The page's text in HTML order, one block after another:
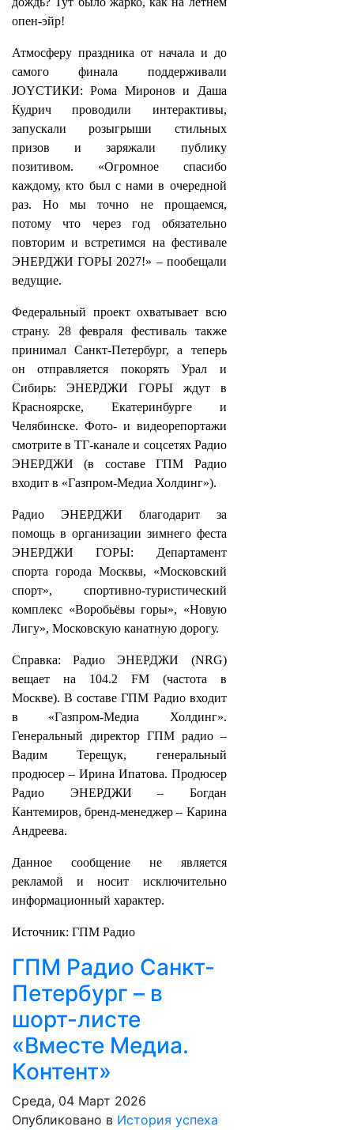
опен-эйр!
Атмосферу праздника от начала и до
самого финала поддерживали
JOYСТИКИ: Рома Миронов и Даша
Кудрич проводили интерактивы,
запускали розыгрыши стильных
призов и заряжали публику
позитивом. «Огромное спасибо
каждому, кто был с нами в очередной
раз. Но мы точно не прощаемся,
потому что через год обязательно
повторим и встретимся на фестивале
ЭНЕРДЖИ ГОРЫ 2027!» – пообещали
ведущие.
Федеральный проект охватывает всю
страну. 28 февраля фестиваль также
принимал Санкт-Петербург, а теперь
он отправляется покорять Урал и
Сибирь: ЭНЕРДЖИ ГОРЫ ждут в
Красноярске, Екатеринбурге и
Челябинске. Фото- и видеорепортажи
смотрите в ТГ-канале и соцсетях Радио
ЭНЕРДЖИ (в составе ГПМ Радио
входит в «Газпром-Медиа Холдинг»).
Радио ЭНЕРДЖИ благодарит за
помощь в организации зимнего феста
ЭНЕРДЖИ ГОРЫ: Департамент
спорта города Москвы, «Московский
спорт», спортивно-туристический
комплекс «Воробьёвы горы», «Новую
Лигу», Московскую канатную дорогу.
Справка: Радио ЭНЕРДЖИ (NRG)
вещает на 104.2 FM (частота в
Москве). В составе ГПМ Радио входит
в «Газпром-Медиа Холдинг».
Генеральный директор ГПМ радио –
Вадим Терещук, генеральный
продюсер – Ирина Ипатова. Продюсер
Радио ЭНЕРДЖИ – Богдан
Кантемиров, бренд-менеджер – Карина
Андреева.
Данное сообщение не является
рекламой и носит исключительно
информационный характер.
Источник: ГПМ Радио
ГПМ Радио Санкт-
Петербург – в
шорт-листе
«Вместе Медиа.
Контент»
Среда, 04 Март 2026
Опубликовано в История успеха